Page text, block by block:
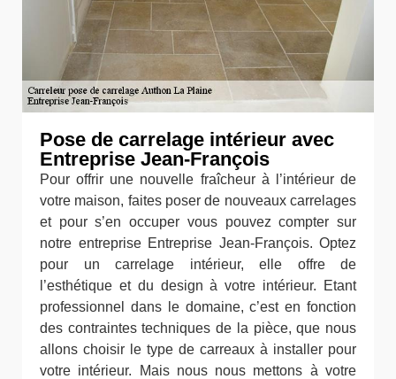
Pose de carrelage intérieur avec
Entreprise Jean-François
Pour offrir une nouvelle fraîcheur à l’intérieur de
votre maison, faites poser de nouveaux carrelages
et pour s’en occuper vous pouvez compter sur
notre entreprise Entreprise Jean-François. Optez
pour un carrelage intérieur, elle offre de
l’esthétique et du design à votre intérieur. Etant
professionnel dans le domaine, c’est en fonction
des contraintes techniques de la pièce, que nous
allons choisir le type de carreaux à installer pour
votre intérieur. Mais nous nous mettons à votre